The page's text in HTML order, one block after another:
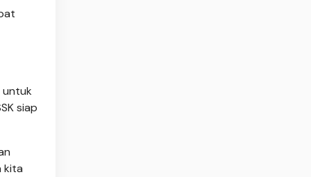
untuk
siap
kita